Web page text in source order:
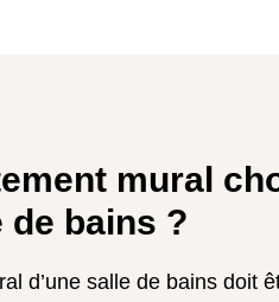
mural
bains ?
d’une salle de bains doit